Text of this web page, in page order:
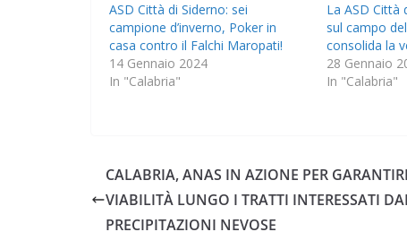
ASD Città di Siderno: sei
campione d’inverno, Poker in
casa contro il Falchi Maropati!
14 Gennaio 2024
In "Calabria"
La ASD Città
sul campo
consolida la
28 Gennaio
In "Calabria"
CALABRIA, ANAS IN AZIONE PER
VIABILITÀ LUNGO I TRATTI INTERESSATI
PRECIPITAZIONI NEVOSE